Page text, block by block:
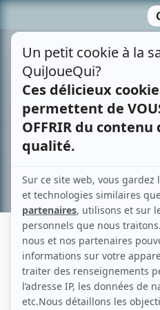
contenu
EUGENE BYRD
Liens
Fiche de Eugene Byrd sur Showbizz.net